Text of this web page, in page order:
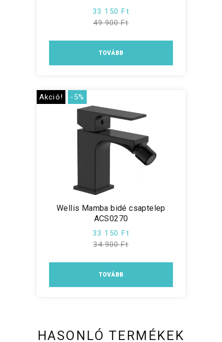
33 150 Ft
49 900 Ft
TOVÁBB
Akció! -5%
Wellis Mamba bidé csaptelep
ACS0270
33 150 Ft
34 900 Ft
TOVÁBB
HASONLÓ TERMÉKEK